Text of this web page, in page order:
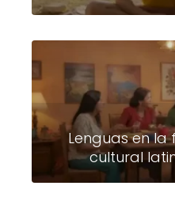
Lenguas en la
cultural